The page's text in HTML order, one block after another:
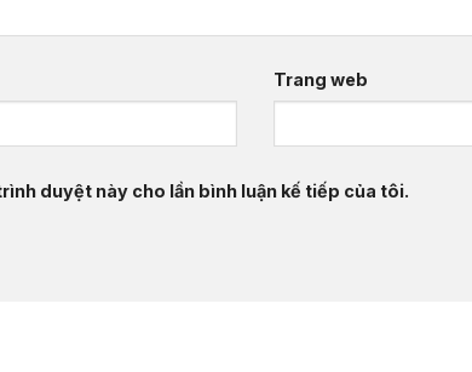
Trang web
duyệt này cho lần bình luận kế tiếp của tôi.